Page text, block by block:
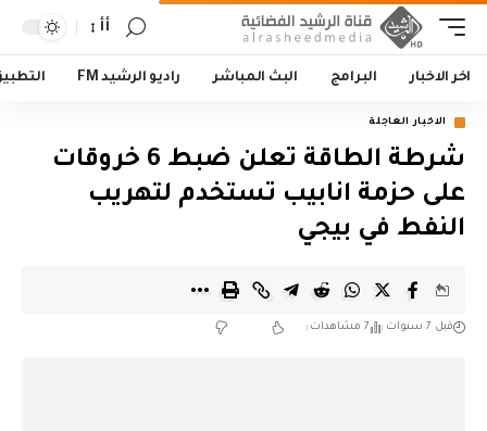
أأ
اخر الاخبار البرامج البث المباشر راديو الرشيد FM
الاخبار العاجلة
شرطة الطاقة تعلن ضبط 6 خروقات
على حزمة انابيب تستخدم لتهريب
النفط في بيجي
قبل 7 سنوات 7 مشاهدات